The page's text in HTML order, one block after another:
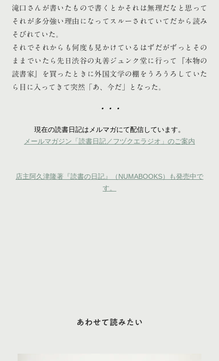
滝口さんが書いたもので書くとかそれは無理だなと思って
それが多分強い理由になってスルーされていてだから読み
そびれていた。
それでそれからも何度も見かけているはずだがずっとその
ままでいたら先日渋谷の丸善ジュンク堂に行って『本物の
読書家』を買ったときに外国文学の棚をうろうろしていた
ら目に入ってきて突然「あ、今だ」となった。
・・・
現在の読書日記はメルマガにて配信しています。
メールマガジン「読書日記／フヅクエラジオ」のご案内
店主阿久津隆著『読書の日記』（NUMABOOKS）も発売中で
す。
あわせて読みたい